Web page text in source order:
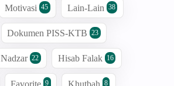
Motivasi 45 Lain-Lain 38
Dokumen PISS-KTB 23
Nadzar 22 Hisab Falak 16
Favorite 9 Khutbah 8